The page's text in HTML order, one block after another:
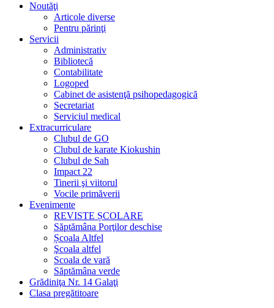
Noutăţi
Articole diverse
Pentru părinţi
Servicii
Administrativ
Bibliotecă
Contabilitate
Logoped
Cabinet de asistenţă psihopedagogică
Secretariat
Serviciul medical
Extracurriculare
Clubul de GO
Clubul de karate Kiokushin
Clubul de Sah
Impact 22
Tinerii şi viitorul
Vocile primăverii
Evenimente
REVISTE ȘCOLARE
Săptămâna Porţilor deschise
Școala Altfel
Şcoala altfel
Scoala de vară
Săptămâna verde
Grădiniţa Nr. 14 Galaţi
Clasa pregătitoare